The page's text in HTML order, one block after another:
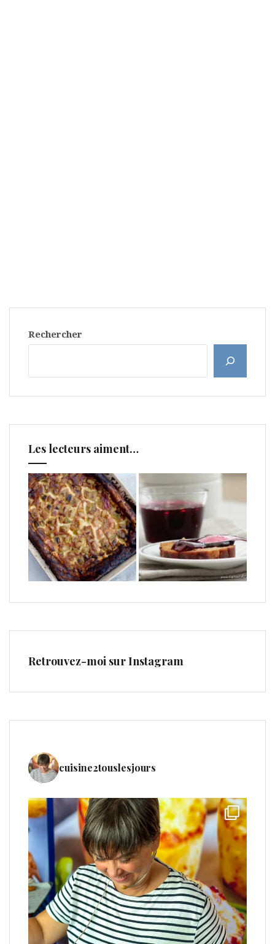
Rechercher
Les lecteurs aiment…
Retrouvez-moi sur Instagram
cuisine2touslesjours